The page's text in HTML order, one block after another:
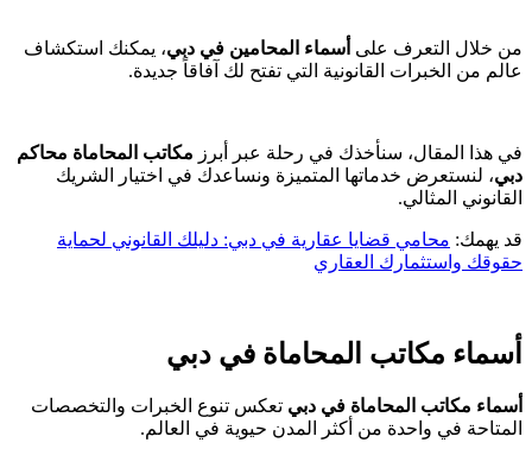
من خلال التعرف على أسماء المحامين في دبي، يمكنك استكشاف
عالم من الخبرات القانونية التي تفتح لك آفاقاً جديدة.
في هذا المقال، سنأخذك في رحلة عبر أبرز مكاتب المحاماة محاكم
دبي، لنستعرض خدماتها المتميزة ونساعدك في اختيار الشريك
القانوني المثالي.
قد يهمك: محامي قضايا عقارية في دبي: دليلك القانوني لحماية
حقوقك واستثمارك العقاري
أسماء مكاتب المحاماة في دبي
أسماء مكاتب المحاماة في دبي تعكس تنوع الخبرات والتخصصات
المتاحة في واحدة من أكثر المدن حيوية في العالم.